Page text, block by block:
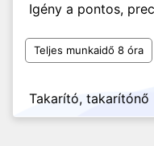
Igény a pontos,
Teljes munkaidő 8 óra
Takarító, takarítónő